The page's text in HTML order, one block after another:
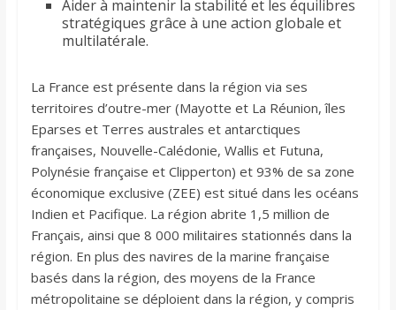
Aider à maintenir la stabilité et les équilibres
stratégiques grâce à une action globale et
multilatérale.
La France est présente dans la région via ses
territoires d’outre-mer (Mayotte et La Réunion, îles
Eparses et Terres australes et antarctiques
françaises, Nouvelle-Calédonie, Wallis et Futuna,
Polynésie française et Clipperton) et 93% de sa zone
économique exclusive (ZEE) est situé dans les océans
Indien et Pacifique. La région abrite 1,5 million de
Français, ainsi que 8 000 militaires stationnés dans la
région. En plus des navires de la marine française
basés dans la région, des moyens de la France
métropolitaine se déploient dans la région, y compris